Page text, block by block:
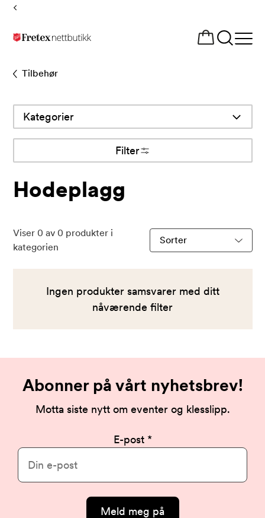
Tilbake
til
Åpne
Tilbehør
Hodeplagg
Kategorier
Filter
Viser 0 av 0 produkter i
kategorien
Sorter
produkter
Ingen produkter samsvarer med ditt
nåværende filter
Abonner på vårt nyhetsbrev!
Motta siste nytt om eventer og klesslipp.
E-post
Meld meg på